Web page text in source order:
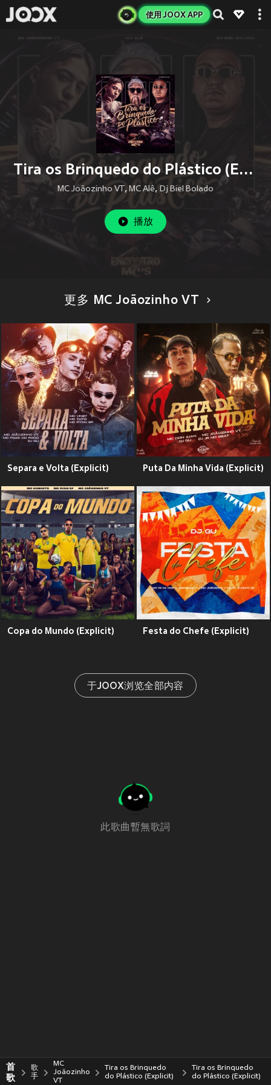
使用 JOOX APP
Tira os Brinquedo do Plástico (Explicit)
MC Joãozinho VT, MC Alê, Dj Biel Bolado
播放
更多 MC Joãozinho VT
Separa e Volta (Explicit) Puta Da Minha Vida (Explicit)
Copa do Mundo (Explicit) Festa do Chefe (Explicit)
于JOOX浏览全部内容
此歌曲暫無歌詞
首
歌
歌
手
MC
Joãozinho
VT
Tira os Brinquedo
do Plástico (Explicit)
Tira os Brinquedo
do Plástico (Explicit)